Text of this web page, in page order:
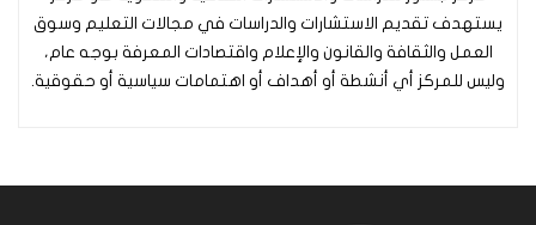
يستهدف تقديم الاستشارات والدراسات في مجالات التعليم وسوق
العمل والثقافة والقانون والإعلام واقتصادات المعرفة بوجه عام،
وليس للمركز أي أنشطة أو أهداف أو اهتمامات سياسية أو حقوقية.